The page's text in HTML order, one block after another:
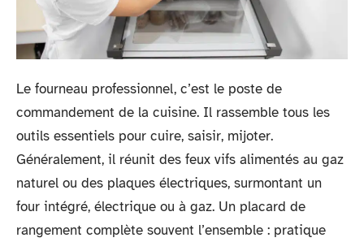
Le fourneau professionnel, c’est le poste de
commandement de la cuisine. Il rassemble tous les
outils essentiels pour cuire, saisir, mijoter.
Généralement, il réunit des feux vifs alimentés au gaz
naturel ou des plaques électriques, surmontant un
four intégré, électrique ou à gaz. Un placard de
rangement complète souvent l’ensemble : pratique